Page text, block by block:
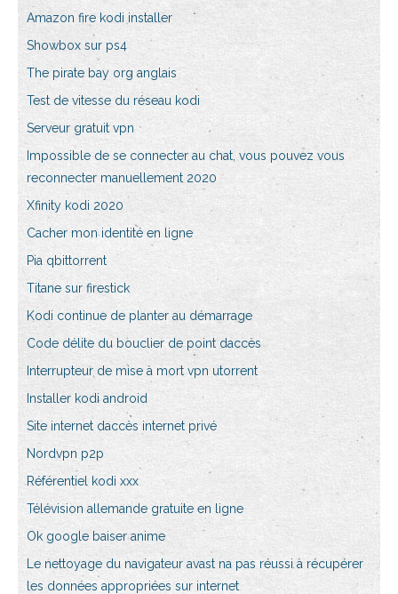
Amazon fire kodi installer
Showbox sur ps4
The pirate bay org anglais
Test de vitesse du réseau kodi
Serveur gratuit vpn
Impossible de se connecter au chat, vous pouvez vous
reconnecter manuellement 2020
Xfinity kodi 2020
Cacher mon identité en ligne
Pia qbittorrent
Titane sur firestick
Kodi continue de planter au démarrage
Code délite du bouclier de point daccès
Interrupteur de mise à mort vpn utorrent
Installer kodi android
Site internet daccès internet privé
Nordvpn p2p
Référentiel kodi xxx
Télévision allemande gratuite en ligne
Ok google baiser anime
Le nettoyage du navigateur avast na pas réussi à récupérer
les données appropriées sur internet